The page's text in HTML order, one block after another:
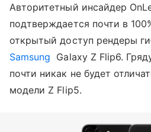
Авторитетный инсайдер
подтверждается почти в
открытый доступ рендеры
Samsung Galaxy Z Flip6.
почти никак не будет
модели Z Flip5.